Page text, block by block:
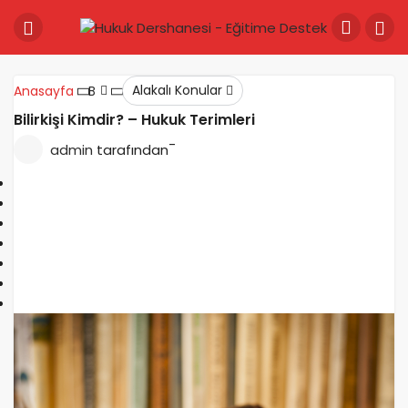
Anasayfa B Alakalı Konular
Bilirkişi Kimdir? – Hukuk Terimleri
admin tarafından-